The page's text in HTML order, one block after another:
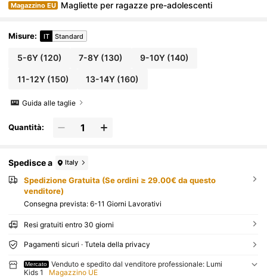
Magazzino EU Magliette per ragazze pre-adolescenti
Misure: IT Standard
5-6Y(120) 7-8Y (130) 9-10Y(140)
11-12Y(150) 13-14Y (160)
Guida alle taglie
Quantità:
Spedisce a Italy
Spedizione Gratuita (Se ordini ≥ 29.00€ da questo
venditore)
Consegna prevista: 6-11 Giorni Lavorativi
Resi gratuiti entro 30 giorni
Pagamenti sicuri · Tutela della privacy
Mercato
Venduto e spedito dal venditore professionale: Lumi
Kids 1
Magazzino UE